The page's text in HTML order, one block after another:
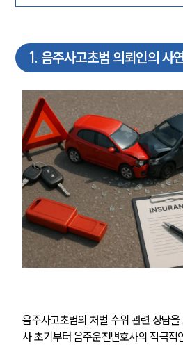
1. 음주사고초범 의뢰인의 사
음주사고초범의 처벌 수위 관련 상담
사 초기부터 음주운전변호사의 적극적